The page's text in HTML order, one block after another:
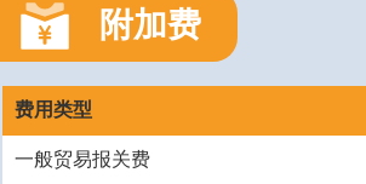
附加费
费用类型
一般贸易报关费